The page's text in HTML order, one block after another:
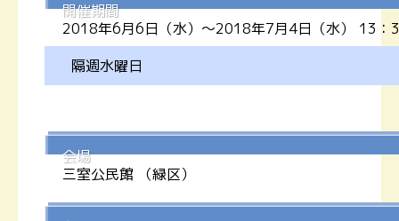
開催期間
2018年6月6日（水）～2018年7月4日（水） 13：
隔週水曜日
会場
三室公民館 （緑区）